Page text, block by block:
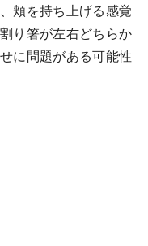
頬を持ち上げる感覚
り箸が左右どちらか
に問題がある可能性